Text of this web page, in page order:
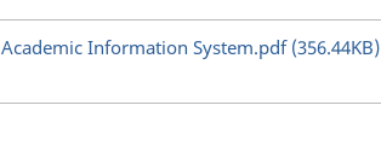
Academic Information System.pdf (356.44KB)